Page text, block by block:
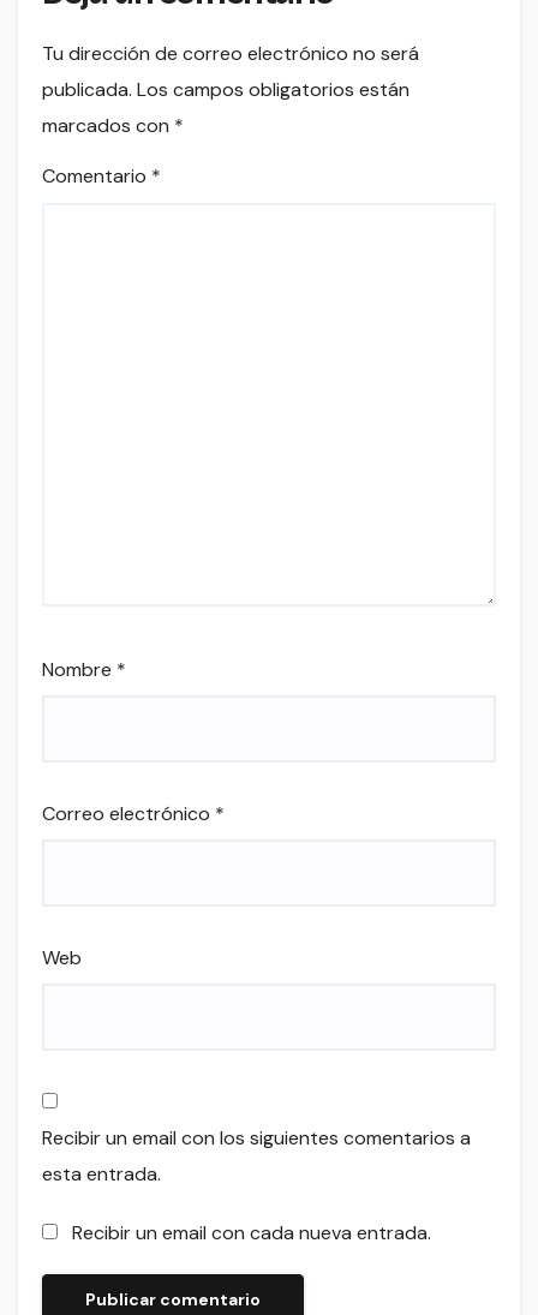
Tu dirección de correo electrónico no será
publicada. Los campos obligatorios están
marcados con *
Comentario *
Nombre *
Correo electrónico *
Web
Recibir un email con los siguientes comentarios a
esta entrada.
Recibir un email con cada nueva entrada.